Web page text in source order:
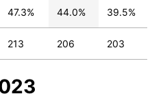
47.3% 44.0% 39.5%
213 206 203